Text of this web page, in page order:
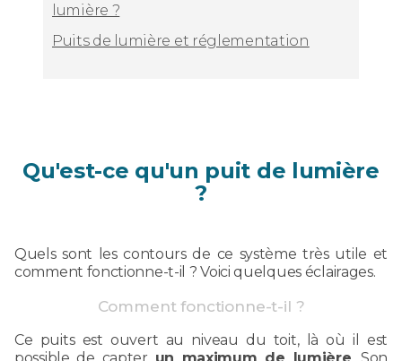
lumière ?
Puits de lumière et réglementation
Qu'est-ce qu'un puit de lumière
?
Quels sont les contours de ce système très utile et
comment fonctionne-t-il ? Voici quelques éclairages.
Comment fonctionne-t-il ?
Ce puits est ouvert au niveau du toit, là où il est
possible de capter un maximum de lumière. Son